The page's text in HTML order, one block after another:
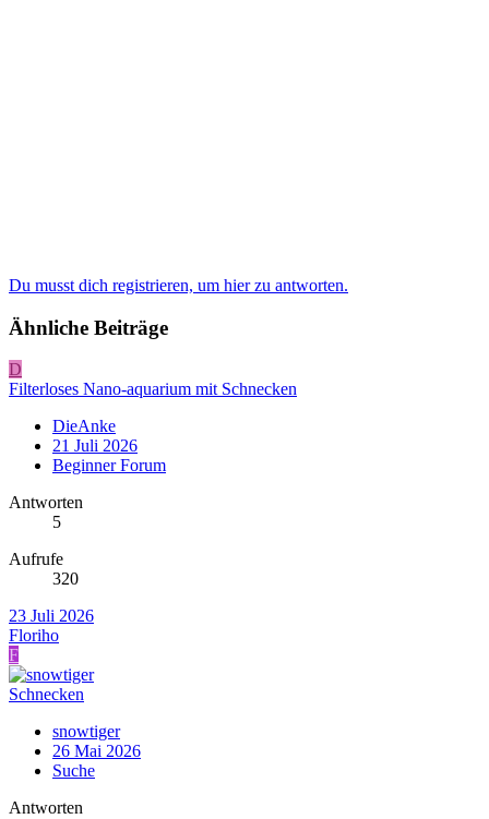
Du musst dich registrieren, um hier zu antworten.
Ähnliche Beiträge
D
Filterloses Nano-aquarium mit Schnecken
DieAnke
21 Juli 2026
Beginner Forum
Antworten
5
Aufrufe
320
23 Juli 2026
Floriho
F
Schnecken
snowtiger
26 Mai 2026
Suche
Antworten